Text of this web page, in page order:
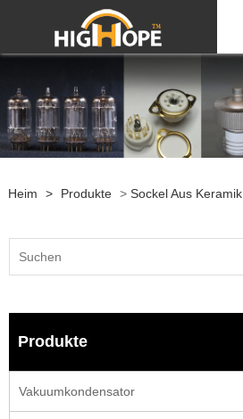
Heim > Produkte > Sockel Aus Keramik
Produkte
Vakuumkondensator